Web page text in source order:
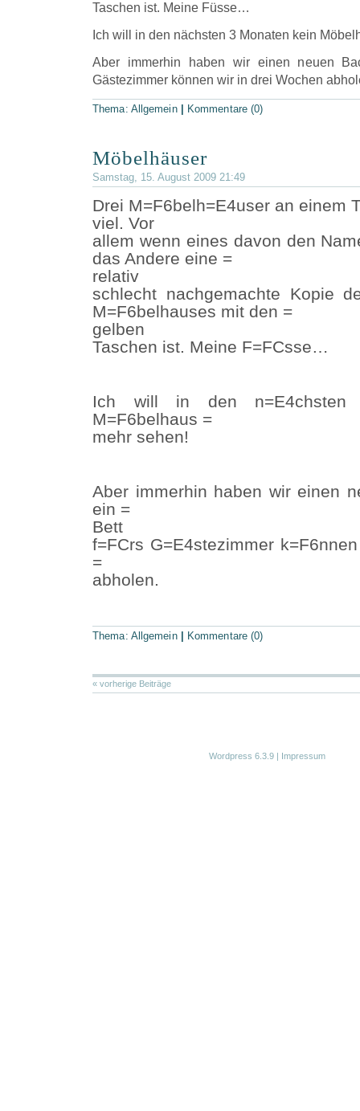
Taschen ist. Meine Füsse…
Ich will in den nächsten 3 Monaten kein
Aber immerhin haben wir einen neuen
Gästezimmer können wir in drei Wochen
Thema: Allgemein Kommentare (0)
Möbelhäuser
Samstag, 15. August 2009 21:49
Drei M=F6belh=E4user an einem
viel. Vor
allem wenn eines davon den
das Andere eine =
relativ
schlecht nachgemachte Kopie
M=F6belhauses mit den =
gelben
Taschen ist. Meine F=FCsse…
Ich will in den n=E4chsten
M=F6belhaus =
mehr sehen!
Aber immerhin haben wir einen
ein =
Bett
f=FCrs G=E4stezimmer
=
abholen.
Thema: Allgemein Kommentare (0)
« vorherige Beiträge
Wordpress 6.3.9 | Impressum